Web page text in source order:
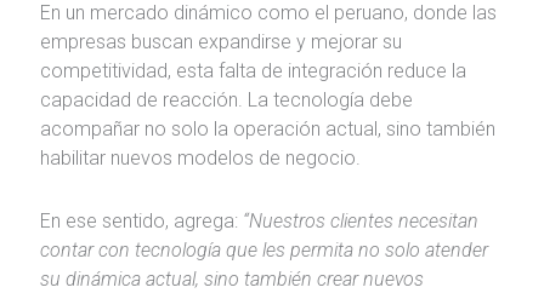
En un mercado dinámico como el peruano, donde las
empresas buscan expandirse y mejorar su
competitividad, esta falta de integración reduce la
capacidad de reacción. La tecnología debe
acompañar no solo la operación actual, sino también
habilitar nuevos modelos de negocio.
En ese sentido, agrega: “Nuestros clientes necesitan
contar con tecnología que les permita no solo atender
su dinámica actual, sino también crear nuevos